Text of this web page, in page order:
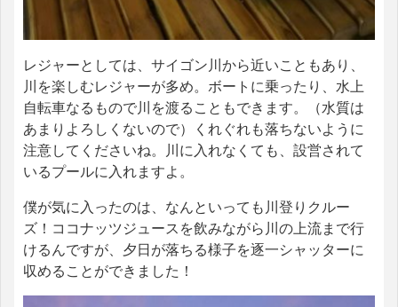
レジャーとしては、サイゴン川から近いこともあり、
川を楽しむレジャーが多め。ボートに乗ったり、水上
自転車なるもので川を渡ることもできます。（水質は
あまりよろしくないので）くれぐれも落ちないように
注意してくださいね。川に入れなくても、設営されて
いるプールに入れますよ。
僕が気に入ったのは、なんといっても川登りクルー
ズ！ココナッツジュースを飲みながら川の上流まで行
けるんですが、夕日が落ちる様子を逐一シャッターに
収めることができました！